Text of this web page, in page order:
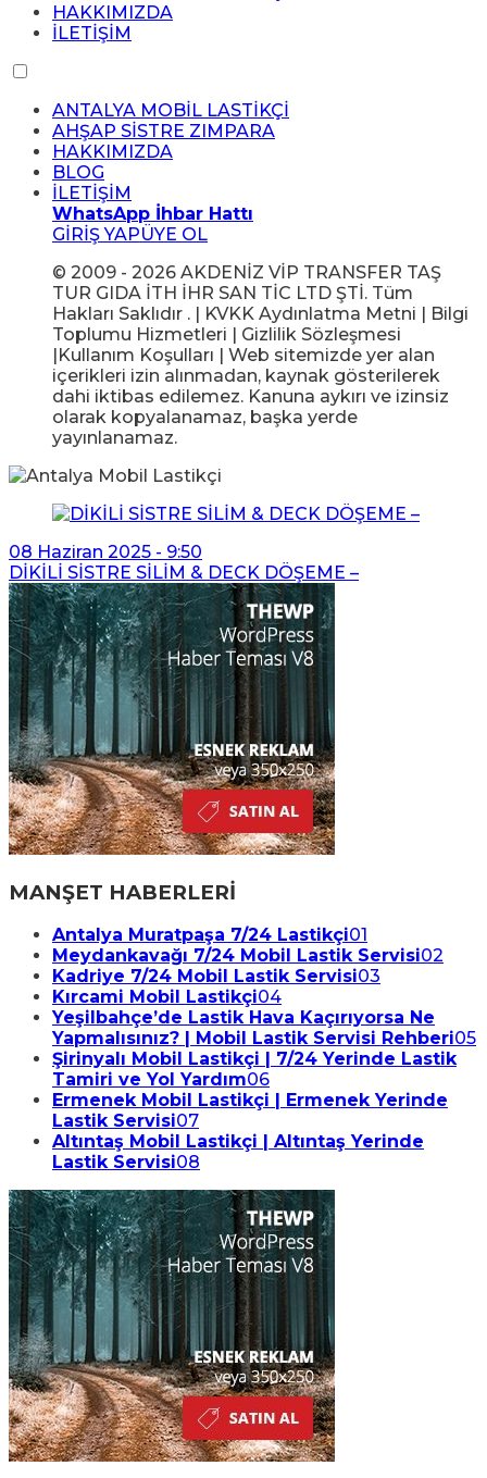
HAKKIMIZDA
İLETİŞİM
ANTALYA MOBİL LASTİKÇİ
AHŞAP SİSTRE ZIMPARA
HAKKIMIZDA
BLOG
İLETİŞİM
WhatsApp İhbar Hattı
GİRİŞ YAPÜYE OL
© 2009 - 2026 AKDENİZ VİP TRANSFER TAŞ
TUR GIDA İTH İHR SAN TİC LTD ŞTİ. Tüm
Hakları Saklıdır . | KVKK Aydınlatma Metni | Bilgi
Toplumu Hizmetleri | Gizlilik Sözleşmesi
|Kullanım Koşulları | Web sitemizde yer alan
içerikleri izin alınmadan, kaynak gösterilerek
dahi iktibas edilemez. Kanuna aykırı ve izinsiz
olarak kopyalanamaz, başka yerde
yayınlanamaz.
08 Haziran 2025 - 9:50
DİKİLİ SİSTRE SİLİM & DECK DÖŞEME –
MANŞET HABERLERİ
Antalya Muratpaşa 7/24 Lastikçi01
Meydankavağı 7/24 Mobil Lastik Servisi02
Kadriye 7/24 Mobil Lastik Servisi03
Kırcami Mobil Lastikçi04
Yeşilbahçe’de Lastik Hava Kaçırıyorsa Ne
Yapmalısınız? | Mobil Lastik Servisi Rehberi05
Şirinyalı Mobil Lastikçi | 7/24 Yerinde Lastik
Tamiri ve Yol Yardım06
Ermenek Mobil Lastikçi | Ermenek Yerinde
Lastik Servisi07
Altıntaş Mobil Lastikçi | Altıntaş Yerinde
Lastik Servisi08